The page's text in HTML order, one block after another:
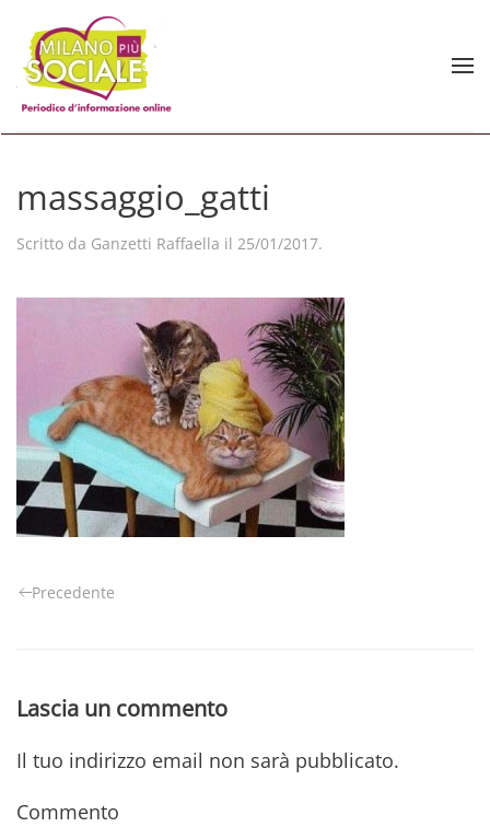
Skip to main content
massaggio_gatti
Scritto da Ganzetti Raffaella il 25/01/2017.
Precedente
Lascia un commento
Il tuo indirizzo email non sarà pubblicato.
Commento